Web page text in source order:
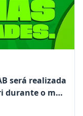
será realizada
durante o mês